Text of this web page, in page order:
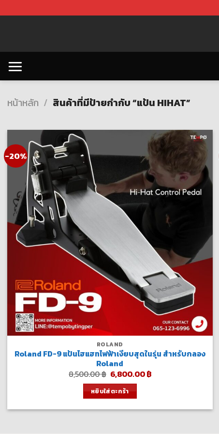
to
หน้าหลัก / สินค้าที่มีป้ายกำกับ “แป้น HIHAT”
-20%
ROLAND
Roland FD-9 แป้นไฮแฮทไฟฟ้าเงียบสุดในรุ่น สำหรับกลอง
Roland
8,500.00฿ Original
price
was:
8,500.00 ฿.
6,800.00฿Current
หยิบใส่ตะกร้า